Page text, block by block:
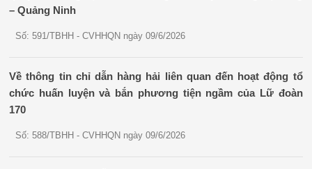
– Quảng Ninh
Số: 591/TBHH - CVHHQN ngày 09/6/2026
Về thông tin chỉ dẫn hàng hải liên quan đến hoạt động tổ
chức huấn luyện và bắn phương tiện ngầm của Lữ đoàn
170
Số: 588/TBHH - CVHHQN ngày 09/6/2026